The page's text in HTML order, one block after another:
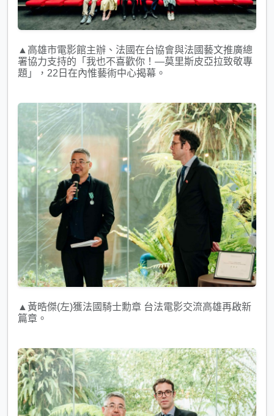
▲高雄市電影館主辦、法國在台協會與法國藝文推廣總
署協力支持的「我也不喜歡你！—莫里斯皮亞拉致敬專
題」，22日在內惟藝術中心揭幕。
▲黃晧傑(左)獲法國騎士勳章 台法電影交流高雄再啟新
篇章。